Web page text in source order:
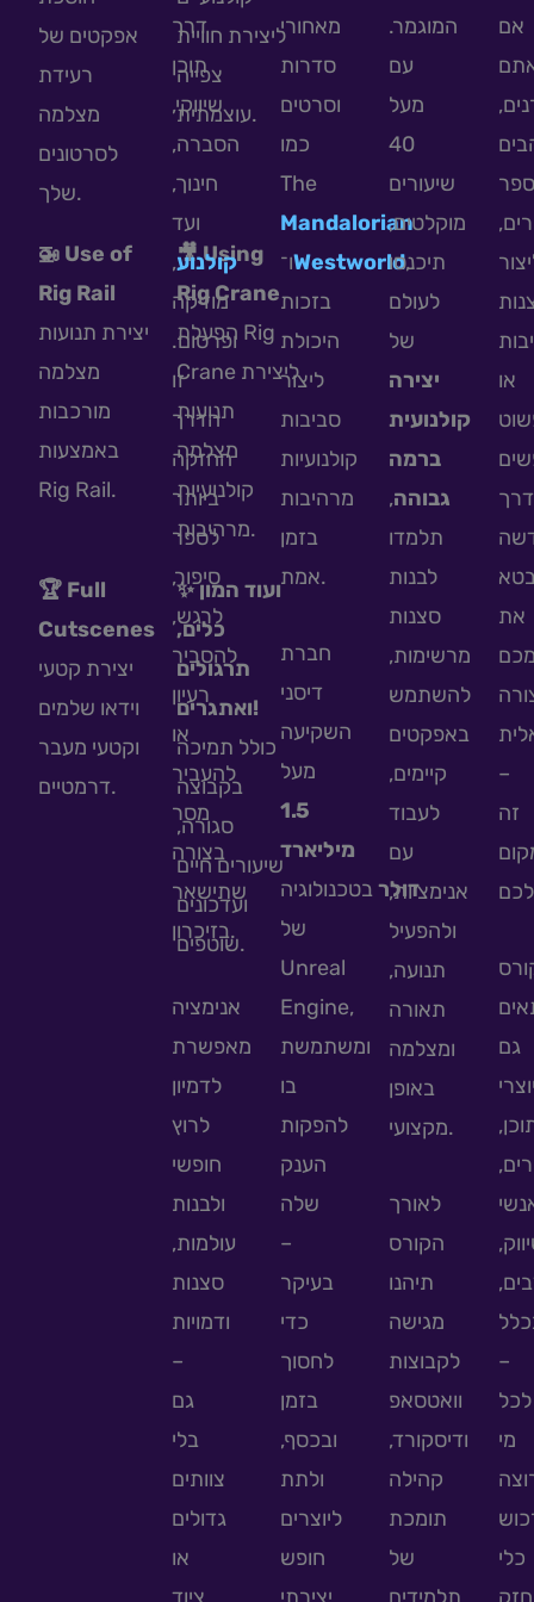
אפקטים של
רעידת
מצלמה
לסרטונים
שלך.
ליצירת חוויית
צפייה
עוצמתית.
🚁 Use of
Rig Rail
יצירת תנועות
מצלמה
מורכבות
באמצעות
Rig Rail.
🎥 Using
Rig Crane
הפעלת Rig
Crane ליצירת
תנועות
מצלמה
קולנועיות
מרהיבות.
🏆 Full
Cutscenes
יצירת קטעי
וידאו שלמים
וקטעי מעבר
דרמטיים.
✨ ועוד המון
כלים,
תרגולים
ואתגרים!
כולל תמיכה
בקבוצה
סגורה,
שיעורים חיים
ועדכונים
שוטפים.
דרך
תוכן
שיווקי,
הסברה,
חינוך,
ועד
קולנוע,
מוזיקה
ופרסום.
זו
הדרך
החזקה
ביותר
לספר
סיפור,
לרגש,
להסביר
רעיון
או
להעביר
מסר
בצורה
שתישאר
בזיכרון.
אנימציה
מאפשרת
לדמיון
לרוץ
חופשי
ולבנות
עולמות,
סצנות
ודמויות
–
גם
בלי
צוותים
גדולים
או
מאחורי
סדרות
וסרטים
כמו
The
Mandalorian
ו־Westworld,
בזכות
היכולת
ליצור
סביבות
קולנועיות
מרהיבות
בזמן
אמת.
חברת
דיסני
השקיעה
מעל
1.5
מיליארד
דולרבטכנולוגיה
של
Unreal
Engine,
ומשתמשת
בו
להפקות
הענק
שלה
–
בעיקר
כדי
לחסוך
בזמן
ובכסף,
ולתת
ליוצרים
חופש
המוגמר.
עם
מעל
40
שיעורים
מוקלטים,
תיכנסו
לעולם
של
יצירה
קולנועית
ברמה
גבוהה,
תלמדו
לבנות
סצנות
מרשימות,
להשתמש
באפקטים
קיימים,
לעבוד
עם
אנימציות,
ולהפעיל
תנועה,
תאורה
ומצלמה
באופן
מקצועי.
לאורך
הקורס
תיהנו
מגישה
לקבוצות
וואטסאפ
ודיסקורד,
קהילה
תומכת
של
אם
או
דרך
את
–
זה
גם
–
לכל
מי
כלי